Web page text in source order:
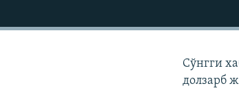
Сўнгги
долзарб